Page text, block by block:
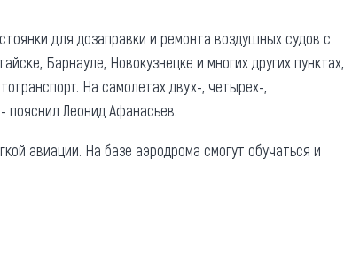
для дозаправки и ремонта воздушных судов с
Барнауле, Новокузнецке и многих других пунктах,
На самолетах двух-, четырех-,
пояснил Леонид Афанасьев.
авиации. На базе аэродрома смогут обучаться и